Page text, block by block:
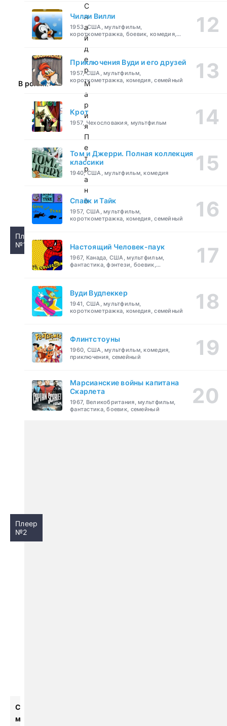
С
н
а
й
д
е
р
В ролях:
М
а
р
и
я
П
е
т
р
а
н
о
Плеер
№1
Плеер
№2
С
м
Чилли Вилли
1953, США, мультфильм,
короткометражка, боевик, комедия,
приключения, семейный
Приключения Вуди и его друзей
1957, США, мультфильм,
короткометражка, комедия, семейный
Крот
1957, Чехословакия, мультфильм
Том и Джерри. Полная коллекция
классики
1940, США, мультфильм, комедия
Спайк и Тайк
1957, США, мультфильм,
короткометражка, комедия, семейный
Настоящий Человек-паук
1967, Канада, США, мультфильм,
фантастика, фэнтези, боевик,
Вуди Вудпеккер
1941, США, мультфильм,
короткометражка, комедия, семейный
Флинтстоуны
1960, США, мультфильм, комедия,
приключения, семейный
Марсианские войны капитана
Скарлета
1967, Великобритания, мультфильм,
фантастика, боевик, семейный